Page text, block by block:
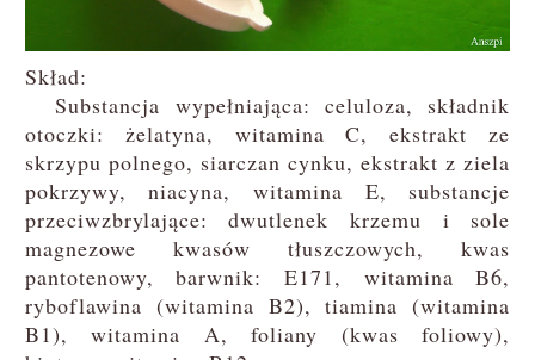
Skład:
Substancja wypełniająca: celuloza, składnik
otoczki: żelatyna, witamina C, ekstrakt ze
skrzypu polnego, siarczan cynku, ekstrakt z ziela
pokrzywy, niacyna, witamina E, substancje
przeciwzbrylające: dwutlenek krzemu i sole
magnezowe kwasów tłuszczowych, kwas
pantotenowy, barwnik: E171, witamina B6,
ryboflawina (witamina B2), tiamina (witamina
B1), witamina A, foliany (kwas foliowy),